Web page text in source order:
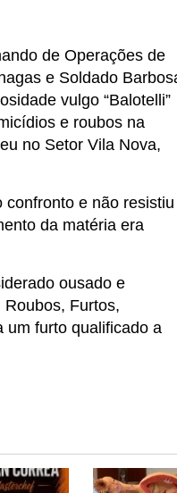
de Operações de
e Soldado
vulgo “Balotelli”
e roubos na
no Setor Vila Nova,
e não resistiu
da matéria era
ousado e
Furtos,
um furto qualificado a